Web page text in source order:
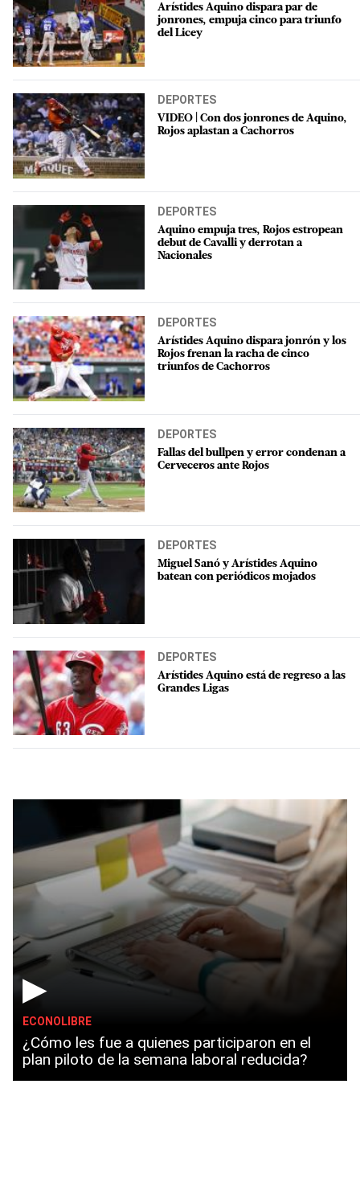
Arístides Aquino dispara par de
jonrones, empuja cinco para triunfo
del Licey
DEPORTES
VIDEO | Con dos jonrones de Aquino,
Rojos aplastan a Cachorros
DEPORTES
Aquino empuja tres, Rojos estropean
debut de Cavalli y derrotan a
Nacionales
DEPORTES
Arístides Aquino dispara jonrón y los
Rojos frenan la racha de cinco
triunfos de Cachorros
DEPORTES
Fallas del bullpen y error condenan a
Cerveceros ante Rojos
DEPORTES
Miguel Sanó y Arístides Aquino
batean con periódicos mojados
DEPORTES
Arístides Aquino está de regreso a las
Grandes Ligas
▶
ECONOLIBRE
¿Cómo les fue a quienes participaron en el
plan piloto de la semana laboral reducida?